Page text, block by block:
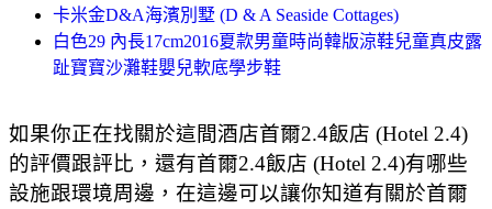
卡米金D&A海濱別墅 (D & A Seaside Cottages)
白色29 內長17cm2016夏款男童時尚韓版涼鞋兒童真皮露
趾寶寶沙灘鞋嬰兒軟底學步鞋
如果你正在找關於這間酒店首爾2.4飯店 (Hotel 2.4)
的評價跟評比，還有首爾2.4飯店 (Hotel 2.4)有哪些
設施跟環境周邊，在這邊可以讓你知道有關於首爾